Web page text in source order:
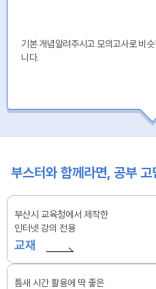
기본 개념알려주시고 모의고사로 비
니다.
부스터와 함께라면, 공부 고
부산시 교육청에서 제작한
인터넷 강의 전용
교재
틈새 시간 활용에 딱 좋은